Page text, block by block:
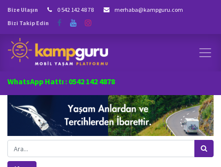
Bize Ulaşın 0 542 142 48 78
merhaba@kampguru.com
Bizi Takip Edin
WhatsApp Hattı : 0542 142 4878